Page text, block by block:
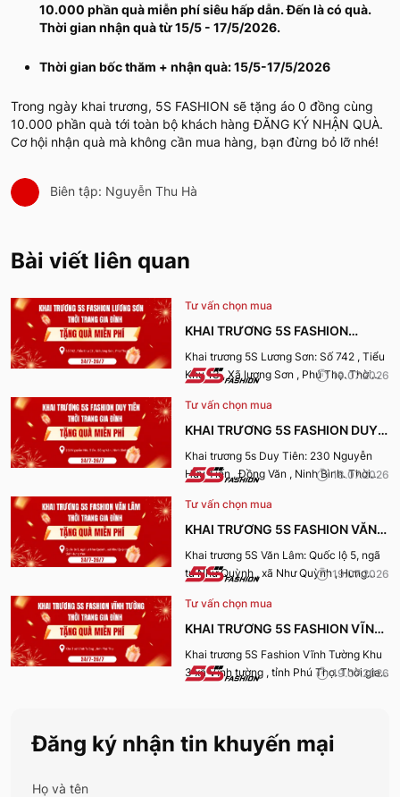
10.000 phần quà miễn phí siêu hấp dẫn. Đến là có quà.
Thời gian nhận quà từ 15/5 - 17/5/2026.
Thời gian bốc thăm + nhận quà: 15/5-17/5/2026
Trong ngày khai trương, 5S FASHION sẽ tặng áo 0 đồng cùng
10.000 phần quà tới toàn bộ khách hàng ĐĂNG KÝ NHẬN QUÀ.
Cơ hội nhận quà mà không cần mua hàng, bạn đừng bỏ lỡ nhé!
Biên tập: Nguyễn Thu Hà
Bài viết liên quan
Tư vấn chọn mua
KHAI TRƯƠNG 5S FASHION
LƯƠNG SƠN
Khai trương 5S Lương Sơn: Số 742 , Tiểu
Khu 13 , Xã lương Sơn , Phú Thọ. Thời
19.07.2026
Tư vấn chọn mua
KHAI TRƯƠNG 5S FASHION DUY
TIÊN
Khai trương 5s Duy Tiên: 230 Nguyễn
Hữu Tiến , Đồng Văn , Ninh Bình. Thời
18.07.2026
Tư vấn chọn mua
KHAI TRƯƠNG 5S FASHION VĂN
LÂM
Khai trương 5S Văn Lâm: Quốc lộ 5, ngã
tư Như Quỳnh , xã Như Quỳnh , Hưng
26/7/2026.
19.07.2026
Tư vấn chọn mua
KHAI TRƯƠNG 5S FASHION VĨNH
TƯỜNG
Khai trương 5S Fashion Vĩnh Tường Khu
3 xã Vĩnh tường , tỉnh Phú Thọ. Thời gian
19.07.2026
Đăng ký nhận tin khuyến mại
Họ và tên